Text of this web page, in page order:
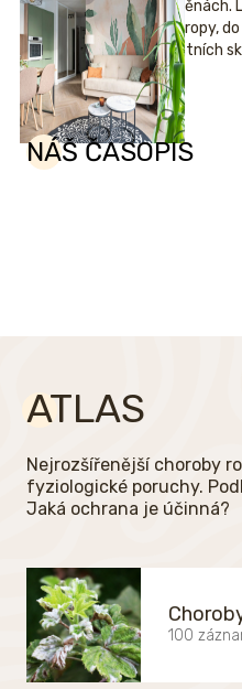
stěnách.
stropy,
šatních
NÁŠ ČASOPIS
ATLAS
Nejrozšířenější choroby
fyziologické poruchy.
Jaká ochrana je účinná?
100